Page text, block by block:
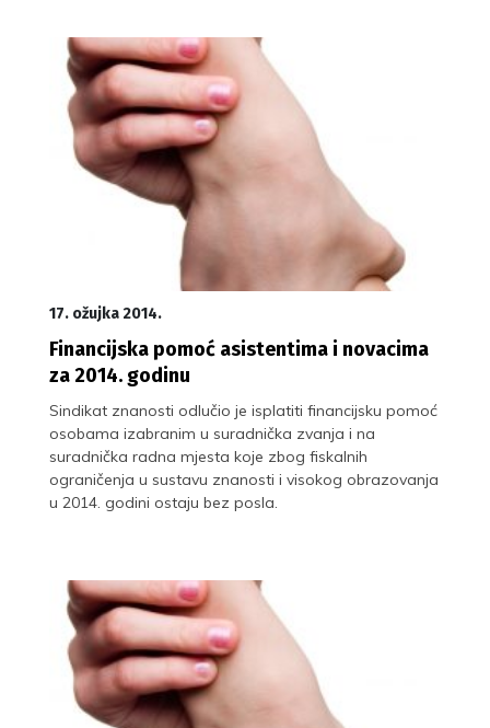
17. ožujka 2014.
Financijska pomoć asistentima i novacima
za 2014. godinu
Sindikat znanosti odlučio je isplatiti financijsku pomoć
osobama izabranim u suradnička zvanja i na
suradnička radna mjesta koje zbog fiskalnih
ograničenja u sustavu znanosti i visokog obrazovanja
u 2014. godini ostaju bez posla.